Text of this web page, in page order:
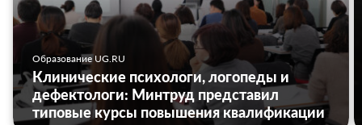
Образование UG.RU
Клинические психологи, логопеды и
дефектологи: Минтруд представил
типовые курсы повышения квалификации